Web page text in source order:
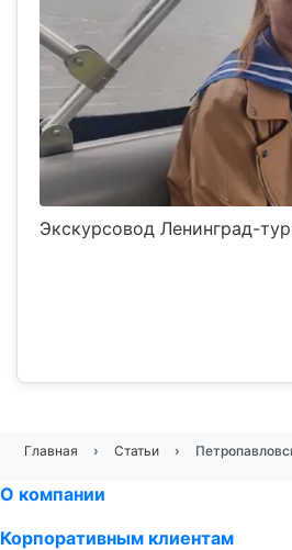
Экскурсовод Ленинград-
Главная Статьи
О компании
Корпоративным клиентам